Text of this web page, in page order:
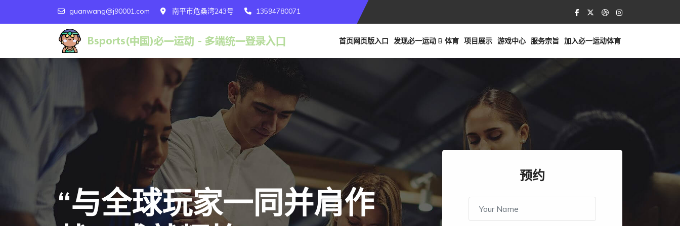
guanwang@j90001.com 南平市危桑湾243号 13594780071
首页网页版入口 发现必一运动 B 体育 项目展示 游戏中心 服务宗旨 加入必一运动体育
“与全球玩家一同并肩作
预约